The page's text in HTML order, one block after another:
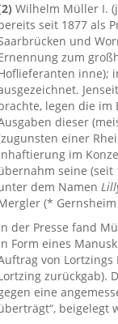
Wilhelm Müller I.
seit 1877 als
und
zum
inne);
legen die im
dieser
einer
im
seine (seit
dem Namen
(* Gernsheim
der Presse fand
Form eines
von
zurückgab).
eine
beigelegt